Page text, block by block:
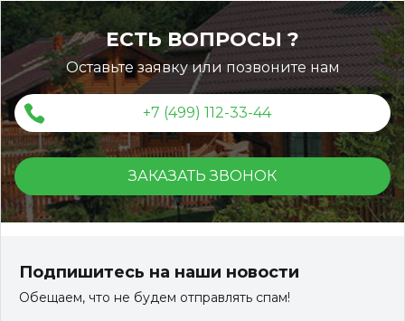
ЕСТЬ ВОПРОСЫ ?
Оставьте заявку или позвоните нам
+7 (499) 112-33-44
ЗАКАЗАТЬ ЗВОНОК
Подпишитесь на наши новости
Обещаем, что не будем отправлять спам!